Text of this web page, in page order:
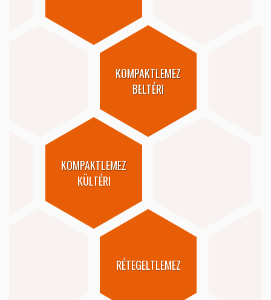
KOMPAKTLEMEZ
BELTÉRI
KOMPAKTLEMEZ
KÜLTÉRI
RÉTEGELTLEMEZ